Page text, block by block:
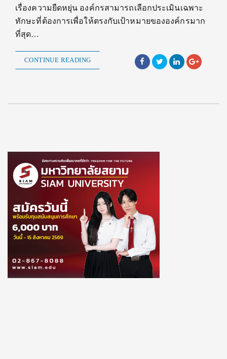
เรื่องความยืดหยุ่น องค์กรสามารถเลือกประเมินเฉพาะ
ทักษะที่ต้องการเพื่อให้ตรงกับเป้าหมายขององค์กรมาก
ที่สุด…
CONTINUE READING